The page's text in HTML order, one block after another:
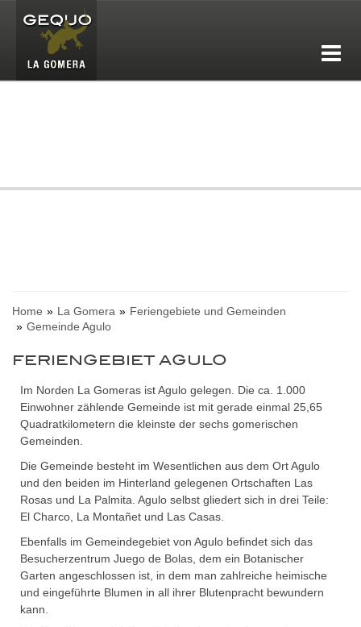
Home La Gomera
Feriengebiete und Gemeinden
Gemeinde Agulo
FERIENGEBIET AGULO
Im Norden La Gomeras ist Agulo gelegen. Die ca. 1.000
Einwohner zählende Gemeinde ist mit gerade einmal 25,65
Quadratkilometern die kleinste der sechs gomerischen
Gemeinden.
Die Gemeinde besteht im Wesentlichen aus dem Ort Agulo
und den beiden im Hinterland gelegenen Ortschaften Las
Rosas und La Palmita. Agulo selbst gliedert sich in drei Teile:
El Charco, La Montañet und Las Casas.
Ebenfalls im Gemeindegebiet von Agulo befindet sich das
Besucherzentrum Juego de Bolas, dem ein Botanischer
Garten angeschlossen ist, in dem man zahlreiche heimische
und eingeführte Blumen in all ihrer Blutenpracht bewundern
kann.